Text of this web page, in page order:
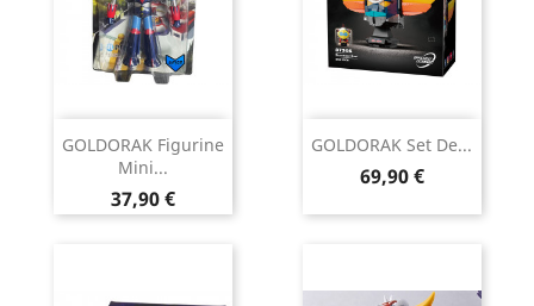
GOLDORAK Figurine
Mini...
Prix
37,90 €
GOLDORAK Set De...
Prix
69,90 €